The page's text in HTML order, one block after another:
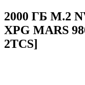
2000 ГБ M.2
XPG MARS
2TCS]